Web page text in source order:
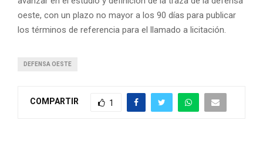
oeste, con un plazo no mayor a los 90 días para publicar
los términos de referencia para el llamado a licitación.
DEFENSA OESTE
COMPARTIR 1